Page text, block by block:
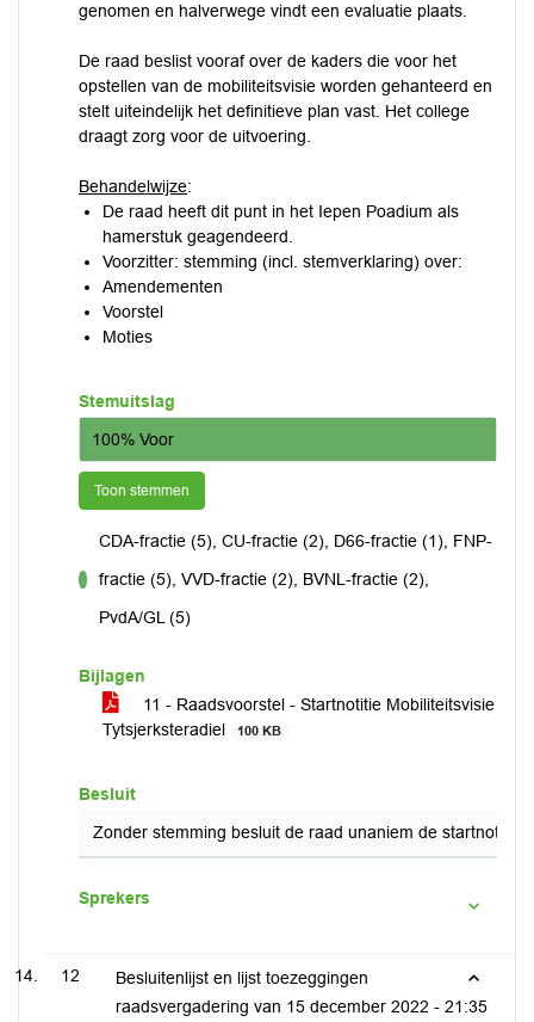
genomen en halverwege vindt een evaluatie plaats.
De raad beslist vooraf over de kaders die voor het
opstellen van de mobiliteitsvisie worden gehanteerd en
stelt uiteindelijk het definitieve plan vast. Het college
draagt zorg voor de uitvoering.
Behandelwijze:
De raad heeft dit punt in het Iepen Poadium als
hamerstuk geagendeerd.
Voorzitter: stemming (incl. stemverklaring) over:
Amendementen
Voorstel
Moties
Stemuitslag
100% Voor
Toon stemmen
CDA-fractie (5), CU-fractie (2), D66-fractie (1), FNP-
fractie (5), VVD-fractie (2), BVNL-fractie (2),
PvdA/GL (5)
Bijlagen
11 - Raadsvoorstel - Startnotitie Mobiliteitsvisie
Tytsjerksteradiel
100 KB
Besluit
Zonder stemming besluit de raad unaniem de startnotitie
Sprekers
12
Besluitenlijst en lijst toezeggingen
raadsvergadering van 15 december 2022 - 21:35